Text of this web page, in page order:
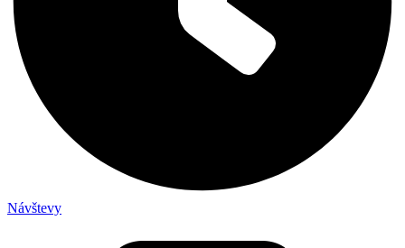
Návštevy